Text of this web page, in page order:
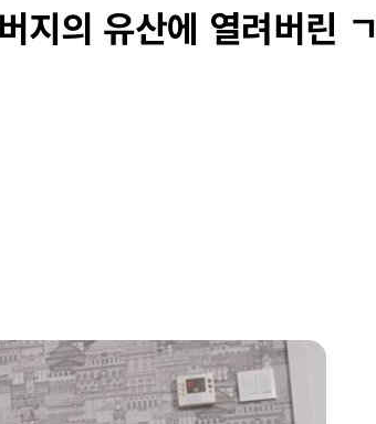
의 유산에 열려버린 ㄱ